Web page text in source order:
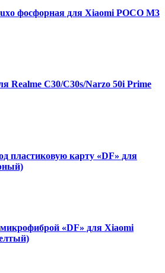
фосфорная для Xiaomi POCO M3
Realme C30/C30s/Narzo 50i Prime
пластиковую карту «DF» для
«DF» для Xiaomi